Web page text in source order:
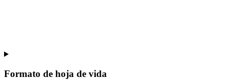
Formato de hoja de vida